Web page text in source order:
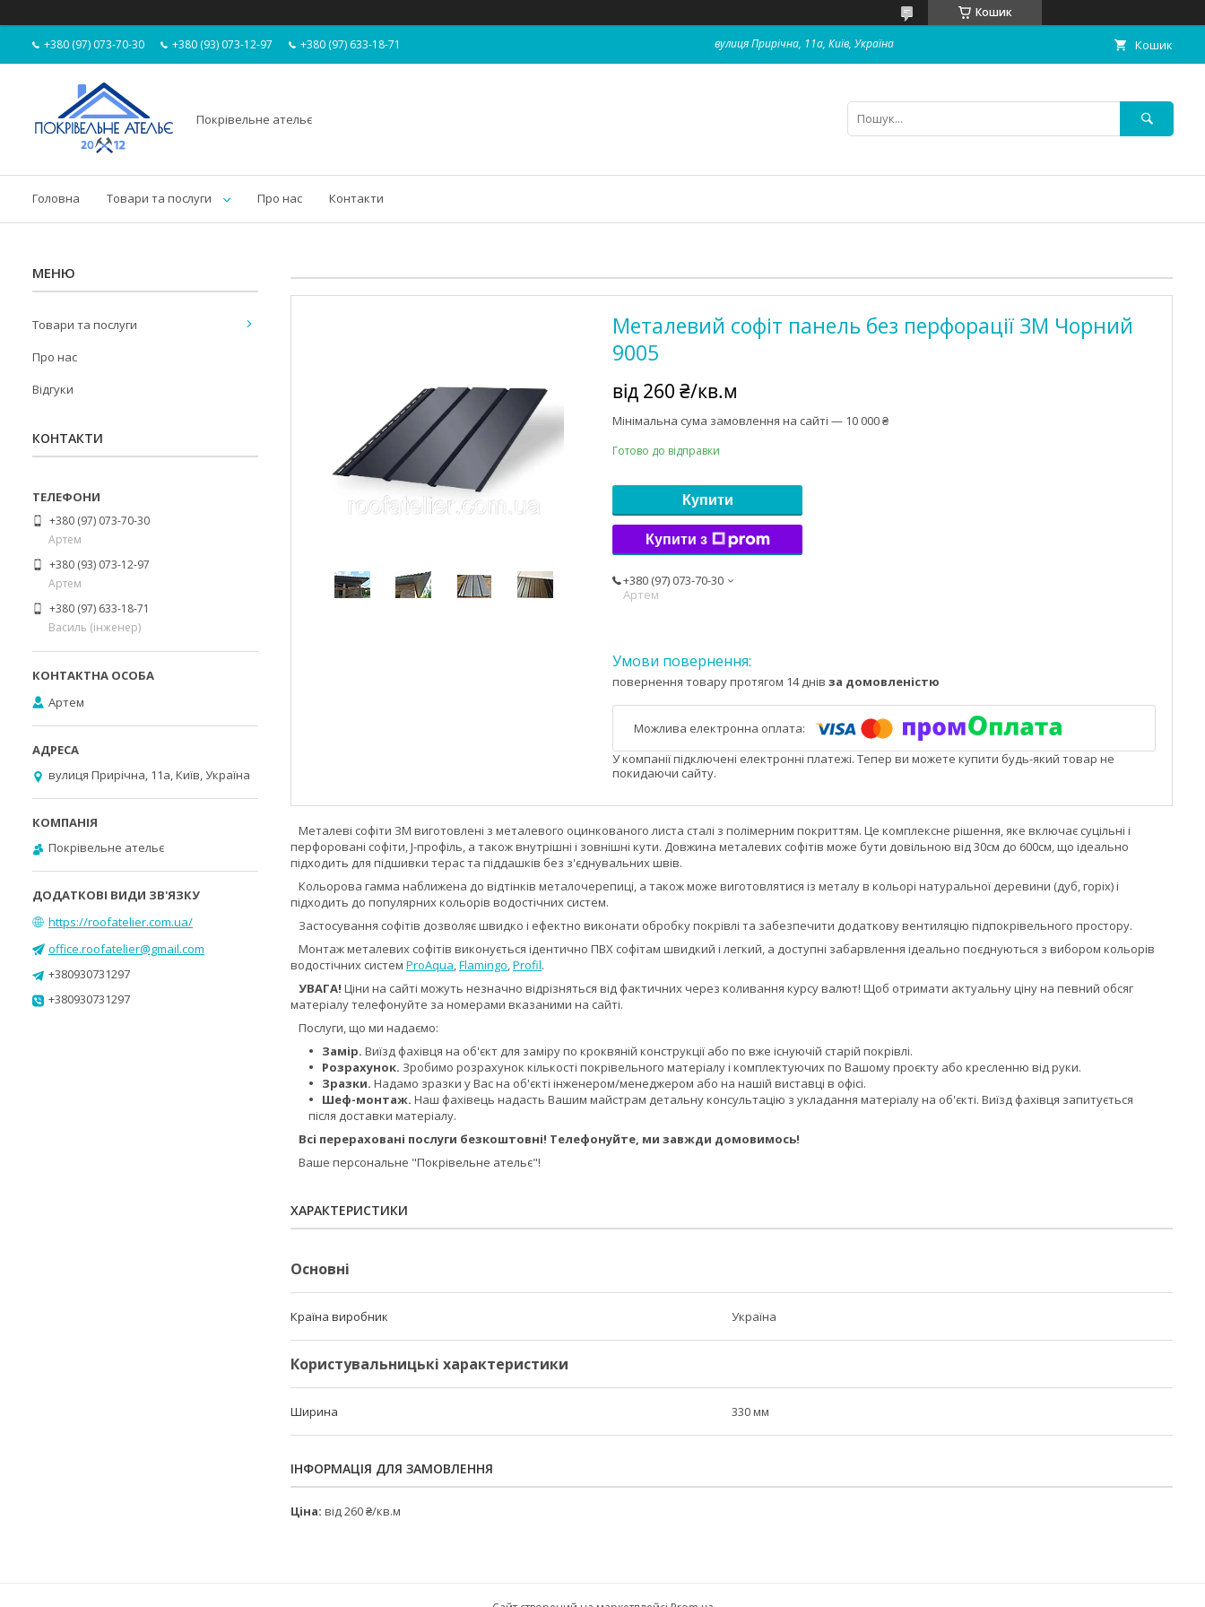
Кошик
+380 (97) 073-70-30 +380 (93) 073-12-97 +380 (97) 633-18-71 вулиця Прирічна, 11а, Київ, Україна Кошик
Покрівельне ательє
Головна Товари та послуги Про нас Контакти
Металевий софіт панель без перфорації ЗМ Чорний
9005
від 260 ₴/кв.м
Мінімальна сума замовлення на сайті — 10 000 ₴
Готово до відправки
Купити
Купити з
+380 (97) 073-70-30
Артем
повернення товару протягом 14 днів за домовленістю
У компанії підключені електронні платежі. Тепер ви можете купити будь-який товар не
покидаючи сайту.
Металеві софіти ЗМ виготовлені з металевого оцинкованого листа сталі з полімерним покриттям. Це комплексне рішення, яке включає суцільні і
перфоровані софіти, J-профіль, а також внутрішні і зовнішні кути. Довжина металевих софітів може бути довільною від 30см до 600см, що ідеально
підходить для підшивки терас та піддашків без з'єднувальних швів.
Кольорова гамма наближена до відтінків металочерепиці, а також може виготовлятися із металу в кольорі натуральної деревини (дуб, горіх) і
підходить до популярних кольорів водостічних систем.
Застосування софітів дозволяє швидко і ефектно виконати обробку покрівлі та забезпечити додаткову вентиляцію підпокрівельного простору.
Монтаж металевих софітів виконується ідентично ПВХ софітам швидкий і легкий, а доступні забарвлення ідеально поєднуються з вибором кольорів
водостічних систем ProAqua,Flamingo,Profil.
УВАГА! Ціни на сайті можуть незначно відрізняться від фактичних через коливання курсу валют! Щоб отримати актуальну ціну на певний обсяг
матеріалу телефонуйте за номерами вказаними на сайті.
Послуги, що ми надаємо:
Замір. Виїзд фахівця на об'єкт для заміру по кроквяній конструкції або по вже існуючій старій покрівлі.
Розрахунок. Зробимо розрахунок кількості покрівельного матеріалу і комплектуючих по Вашому проєкту або кресленню від руки.
Зразки. Надамо зразки у Вас на об'єкті інженером/менеджером або на нашій виставці в офісі.
Шеф-монтаж. Наш фахівець надасть Вашим майстрам детальну консультацію з укладання матеріалу на об'єкті. Виїзд фахівця запитується
після доставки матеріалу.
Всі перераховані послуги безкоштовні! Телефонуйте, ми завжди домовимось!
Ваше персональне "Покрівельне ательє"!
ХАРАКТЕРИСТИКИ
Основні
Країна виробник Україна
Користувальницькі характеристики
Ширина 330 мм
ІНФОРМАЦІЯ ДЛЯ ЗАМОВЛЕННЯ
Ціна: від 260 ₴/кв.м
Товари та послуги
Про нас
Відгуки
КОНТАКТИ
+380 (97) 073-70-30
Артем
+380 (93) 073-12-97
Артем
+380 (97) 633-18-71
Василь (інженер)
Артем
вулиця Прирічна, 11а, Київ, Україна
Покрівельне ательє
https://roofatelier.com.ua/
office.roofatelier@gmail.com
+380930731297
+380930731297